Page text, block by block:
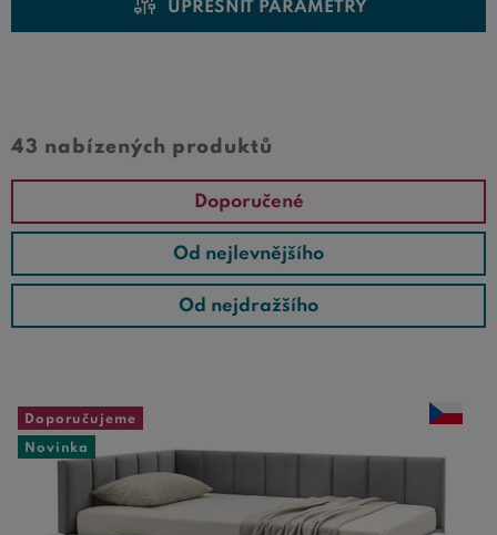
UPŘESNIT PARAMETRY
43 nabízených produktů
Doporučené
Od nejlevnějšího
Od nejdražšího
Doporučujeme
Novinka